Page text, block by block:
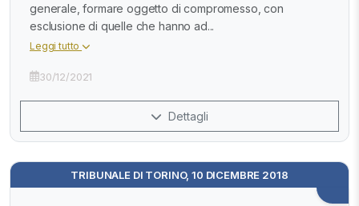
generale, formare oggetto di compromesso, con
esclusione di quelle che hanno ad...
Leggi tutto
30/12/2021
Dettagli
TRIBUNALE DI TORINO, 10 DICEMBRE 2018